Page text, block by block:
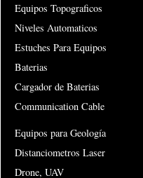
Equipos Topograficos
Niveles Automaticos
Estuches Para Equipos
Baterias
Cargador de Baterias
Communication Cable
Equipos para Geología
Distanciometros Laser
Drone, UAV